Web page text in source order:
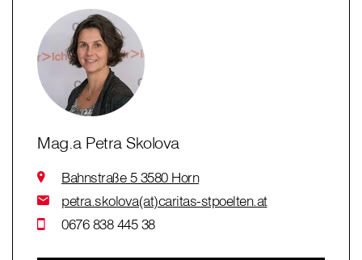
Mag.a Petra Skolova
Bahnstraße 5 3580 Horn
petra.skolova(at)caritas-stpoelten.at
0676 838 445 38